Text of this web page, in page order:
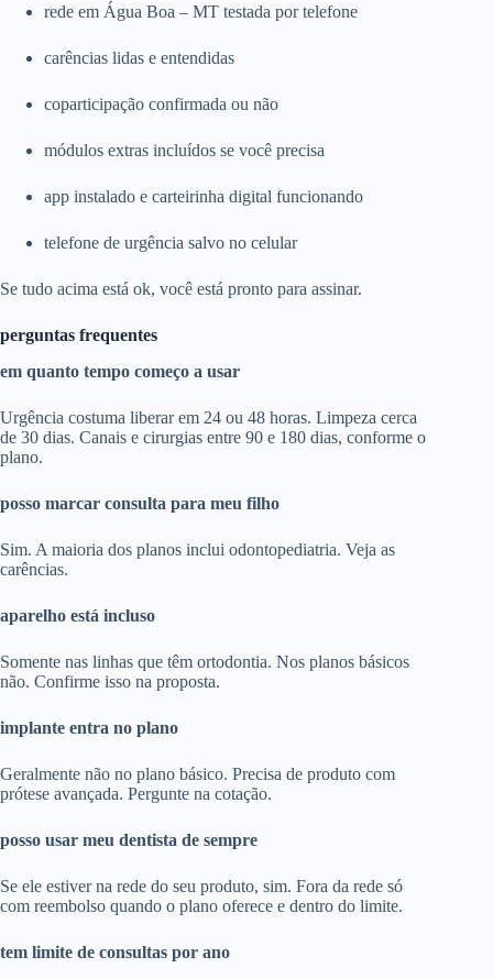
rede em Água Boa – MT testada por telefone
carências lidas e entendidas
coparticipação confirmada ou não
módulos extras incluídos se você precisa
app instalado e carteirinha digital funcionando
telefone de urgência salvo no celular
Se tudo acima está ok, você está pronto para assinar.
perguntas frequentes
em quanto tempo começo a usar
Urgência costuma liberar em 24 ou 48 horas. Limpeza cerca
de 30 dias. Canais e cirurgias entre 90 e 180 dias, conforme o
plano.
posso marcar consulta para meu filho
Sim. A maioria dos planos inclui odontopediatria. Veja as
carências.
aparelho está incluso
Somente nas linhas que têm ortodontia. Nos planos básicos
não. Confirme isso na proposta.
implante entra no plano
Geralmente não no plano básico. Precisa de produto com
prótese avançada. Pergunte na cotação.
posso usar meu dentista de sempre
Se ele estiver na rede do seu produto, sim. Fora da rede só
com reembolso quando o plano oferece e dentro do limite.
tem limite de consultas por ano